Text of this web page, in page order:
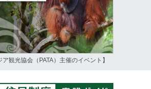
ア観光協会（PATA）主催のイベント】